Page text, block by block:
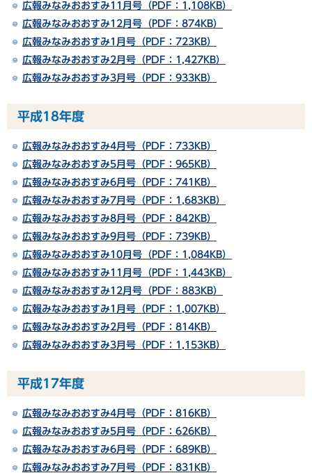
広報みなみおおすみ11月号（PDF：1,108KB）
広報みなみおおすみ12月号（PDF：874KB）
広報みなみおおすみ1月号（PDF：723KB）
広報みなみおおすみ2月号（PDF：1,427KB）
広報みなみおおすみ3月号（PDF：933KB）
平成18年度
広報みなみおおすみ4月号（PDF：733KB）
広報みなみおおすみ5月号（PDF：965KB）
広報みなみおおすみ6月号（PDF：741KB）
広報みなみおおすみ7月号（PDF：1,683KB）
広報みなみおおすみ8月号（PDF：842KB）
広報みなみおおすみ9月号（PDF：739KB）
広報みなみおおすみ10月号（PDF：1,084KB）
広報みなみおおすみ11月号（PDF：1,443KB）
広報みなみおおすみ12月号（PDF：883KB）
広報みなみおおすみ1月号（PDF：1,007KB）
広報みなみおおすみ2月号（PDF：814KB）
広報みなみおおすみ3月号（PDF：1,153KB）
平成17年度
広報みなみおおすみ4月号（PDF：816KB）
広報みなみおおすみ5月号（PDF：626KB）
広報みなみおおすみ6月号（PDF：689KB）
広報みなみおおすみ7月号（PDF：831KB）